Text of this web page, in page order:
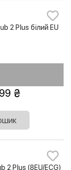
2 Plus білий EU
2 Plus (8EU/ECG)